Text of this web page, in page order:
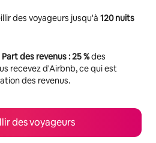
des voyageurs jusqu'à 120 nuits
Part des revenus : 25 %des
recevez d'Airbnb, ce qui est
des revenus.
des voyageurs